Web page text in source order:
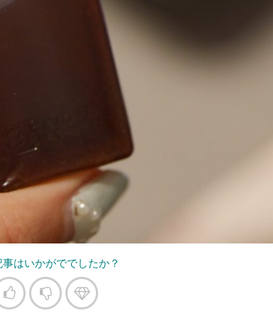
事はいかがででしたか？